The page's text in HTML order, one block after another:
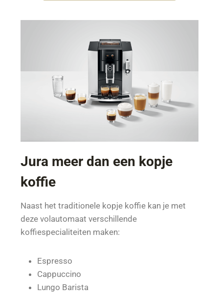
Jura meer dan een kopje
koffie
Naast het traditionele kopje koffie kan je met
deze volautomaat verschillende
koffiespecialiteiten maken:
Espresso
Cappuccino
Lungo Barista